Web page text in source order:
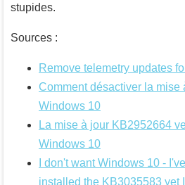
stupides.
Sources :
Remove telemetry updates
Comment désactiver la mise
Windows 10
La mise à jour KB2952664
Windows 10
I don't want Windows 10 -
installed the KB3035583 yet